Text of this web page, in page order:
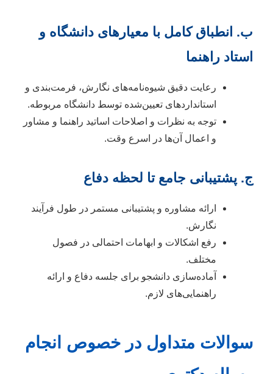
ب. انطباق کامل با معیارهای دانشگاه و
استاد راهنما
رعایت دقیق شیوه‌نامه‌های نگارش، فرمت‌بندی و
استانداردهای تعیین‌شده توسط دانشگاه مربوطه.
توجه به نظرات و اصلاحات اساتید راهنما و مشاور
و اعمال آن‌ها در اسرع وقت.
ج. پشتیبانی جامع تا لحظه دفاع
ارائه مشاوره و پشتیبانی مستمر در طول فرآیند
نگارش.
رفع اشکالات و ابهامات احتمالی در فصول
مختلف.
آماده‌سازی دانشجو برای جلسه دفاع و ارائه
راهنمایی‌های لازم.
سوالات متداول در خصوص انجام